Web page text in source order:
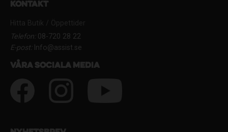
Kontakt
Hitta Butik / Öppettider
Telefon:08-720 28 22
E-post:Info@assist.se
Våra sociala media